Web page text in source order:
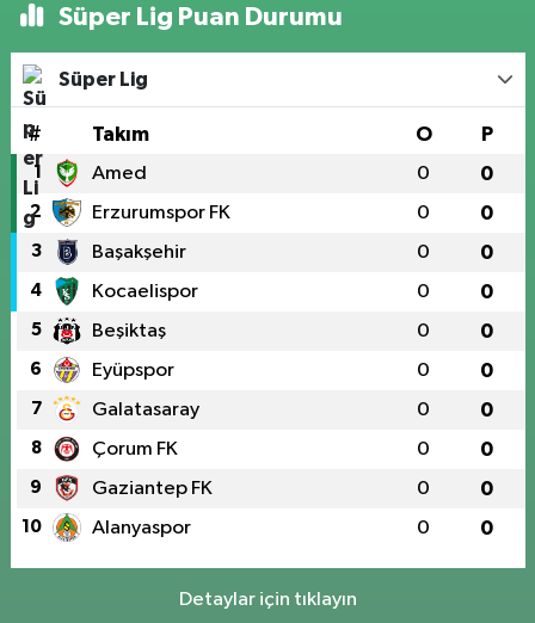
Süper Lig Puan Durumu
Süper Lig
# Takım O P
1 Amed 0 0
2 Erzurumspor FK 0 0
3 Başakşehir 0 0
4 Kocaelispor 0 0
5 Beşiktaş 0 0
6 Eyüpspor 0 0
7 Galatasaray 0 0
8 Çorum FK 0 0
9 Gaziantep FK 0 0
10 Alanyaspor 0 0
Detaylar için tıklayın